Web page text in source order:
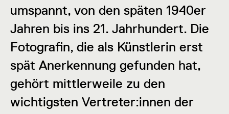
umspannt, von den späten 1940er
Jahren bis ins 21. Jahrhundert. Die
Fotografin, die als Künstlerin erst
spät Anerkennung gefunden hat,
gehört mittlerweile zu den
wichtigsten Vertreter:innen der